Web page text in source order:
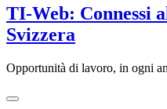
TI-Web: Connessi
Svizzera
Opportunità di lavoro, in ogni